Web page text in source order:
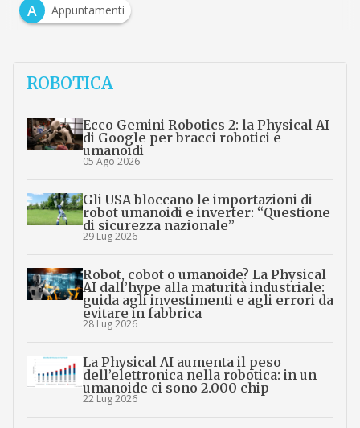
A
Appuntamenti
ROBOTICA
Ecco Gemini Robotics 2: la Physical AI
di Google per bracci robotici e
umanoidi
05 Ago 2026
Gli USA bloccano le importazioni di
robot umanoidi e inverter: “Questione
di sicurezza nazionale”
29 Lug 2026
Robot, cobot o umanoide? La Physical
AI dall’hype alla maturità industriale:
guida agli investimenti e agli errori da
evitare in fabbrica
28 Lug 2026
La Physical AI aumenta il peso
dell’elettronica nella robotica: in un
umanoide ci sono 2.000 chip
22 Lug 2026